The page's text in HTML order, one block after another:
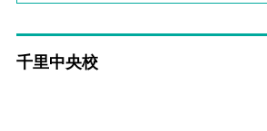
千里中央校